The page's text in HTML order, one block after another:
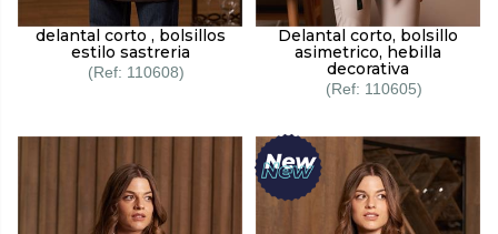
delantal corto , bolsillos
estilo sastreria
110608
Delantal corto, bolsillo
asimetrico, hebilla
decorativa
110605